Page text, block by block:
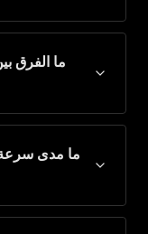
ما الفرق
ما مدى سرعة